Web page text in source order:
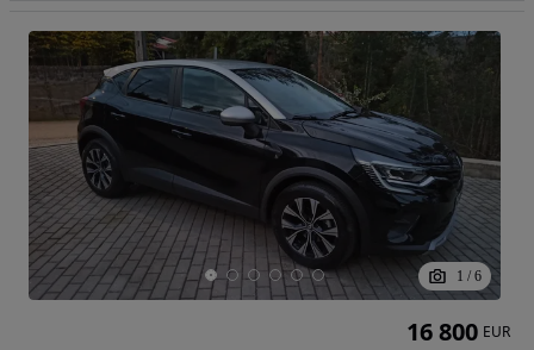
1 / 6
16 800 EUR